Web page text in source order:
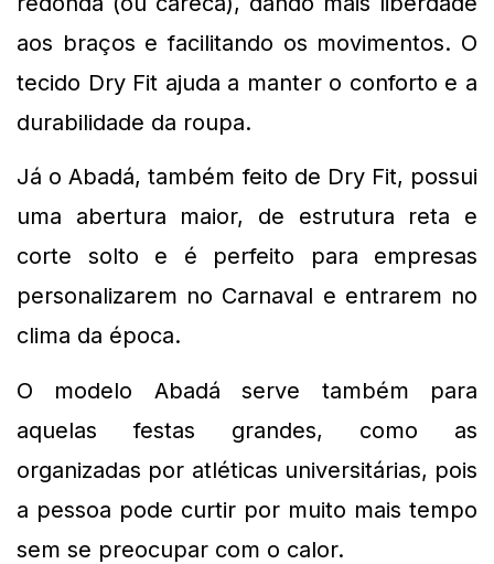
aos braços e facilitando os movimentos. O
tecido Dry Fit ajuda a manter o conforto e a
durabilidade da roupa.
Já o Abadá, também feito de Dry Fit, possui
uma abertura maior, de estrutura reta e
corte solto e é perfeito para empresas
personalizarem no Carnaval e entrarem no
clima da época.
O modelo Abadá serve também para
aquelas festas grandes, como as
organizadas por atléticas universitárias, pois
a pessoa pode curtir por muito mais tempo
sem se preocupar com o calor.